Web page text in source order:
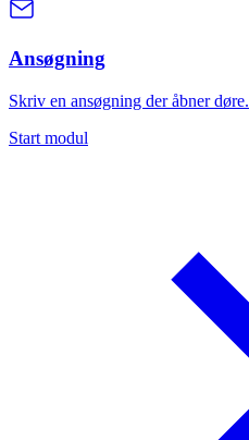
Ansøgning
Skriv en ansøgning der åbner døre.
Start modul